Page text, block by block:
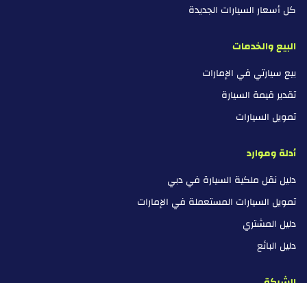
كل أسعار السيارات الجديدة
البيع والخدمات
بيع سيارتي في الإمارات
تقدير قيمة السيارة
تمويل السيارات
أدلة وموارد
دليل نقل ملكية السيارة في دبي
تمويل السيارات المستعملة في الإمارات
دليل المشتري
دليل البائع